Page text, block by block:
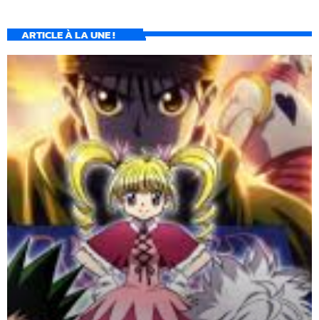
ARTICLE À LA UNE !